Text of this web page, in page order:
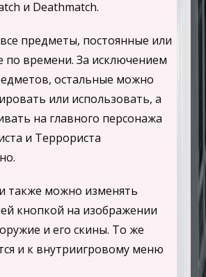
и Deathmatch.
предметы, постоянные или
по времени. За исключением
остальные можно
или использовать, а
на главного персонажа
и Террориста
также можно изменять
кнопкой на изображении
и его скины. То же
и к внутриигровому меню